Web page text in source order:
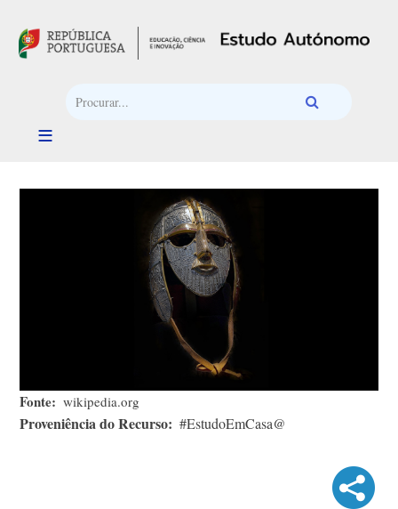
Fonte wikipedia.org
Proveniência do Recurso #EstudoEmCasa@